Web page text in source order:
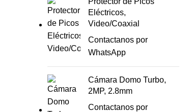
Eléctricos,
Video/Coaxial
Contactanos por
WhatsApp
Cámara Domo Turbo,
2MP, 2.8mm
Contactanos por